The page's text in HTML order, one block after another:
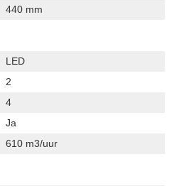
440 mm
LED
2
4
Ja
610 m3/uur